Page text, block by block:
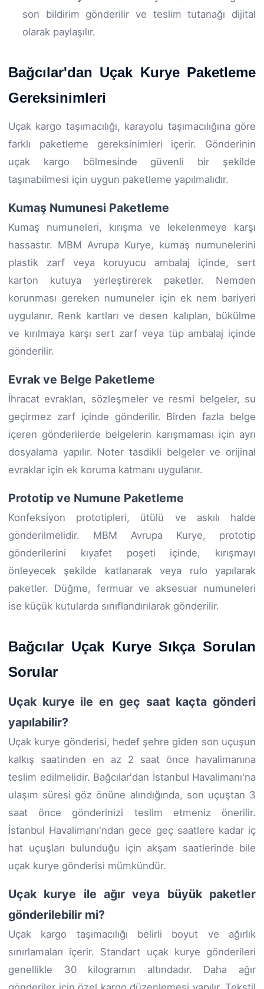
son bildirim gönderilir ve teslim tutanağı dijital
olarak paylaşılır.
Bağcılar'dan Uçak Kurye Paketleme
Gereksinimleri
Uçak kargo taşımacılığı, karayolu taşımacılığına göre
farklı paketleme gereksinimleri içerir. Gönderinin
uçak kargo bölmesinde güvenli bir şekilde
taşınabilmesi için uygun paketleme yapılmalıdır.
Kumaş Numunesi Paketleme
Kumaş numuneleri, kırışma ve lekelenmeye karşı
hassastır. MBM Avrupa Kurye, kumaş numunelerini
plastik zarf veya koruyucu ambalaj içinde, sert
karton kutuya yerleştirerek paketler. Nemden
korunması gereken numuneler için ek nem bariyeri
uygulanır. Renk kartları ve desen kalıpları, bükülme
ve kırılmaya karşı sert zarf veya tüp ambalaj içinde
gönderilir.
Evrak ve Belge Paketleme
İhracat evrakları, sözleşmeler ve resmi belgeler, su
geçirmez zarf içinde gönderilir. Birden fazla belge
içeren gönderilerde belgelerin karışmaması için ayrı
dosyalama yapılır. Noter tasdikli belgeler ve orijinal
evraklar için ek koruma katmanı uygulanır.
Prototip ve Numune Paketleme
Konfeksiyon prototipleri, ütülü ve askılı halde
gönderilmelidir. MBM Avrupa Kurye, prototip
gönderilerini kıyafet poşeti içinde, kırışmayı
önleyecek şekilde katlanarak veya rulo yapılarak
paketler. Düğme, fermuar ve aksesuar numuneleri
ise küçük kutularda sınıflandırılarak gönderilir.
Bağcılar Uçak Kurye Sıkça Sorulan
Sorular
Uçak kurye ile en geç saat kaçta gönderi
yapılabilir?
Uçak kurye gönderisi, hedef şehre giden son uçuşun
kalkış saatinden en az 2 saat önce havalimanına
teslim edilmelidir. Bağcılar'dan İstanbul Havalimanı'na
ulaşım süresi göz önüne alındığında, son uçuştan 3
saat önce gönderinizi teslim etmeniz önerilir.
İstanbul Havalimanı'ndan gece geç saatlere kadar iç
hat uçuşları bulunduğu için akşam saatlerinde bile
uçak kurye gönderisi mümkündür.
Uçak kurye ile ağır veya büyük paketler
gönderilebilir mi?
Uçak kargo taşımacılığı belirli boyut ve ağırlık
sınırlamaları içerir. Standart uçak kurye gönderileri
genellikle 30 kilogramın altındadır. Daha ağır